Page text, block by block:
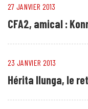
27 JANVIER 2013
CFA2, amical :
23 JANVIER 2013
Hérita Ilunga, le